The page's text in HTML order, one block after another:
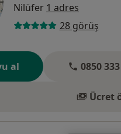
Nilüfer 1 adres
28 görüş
al 0850
Ücret